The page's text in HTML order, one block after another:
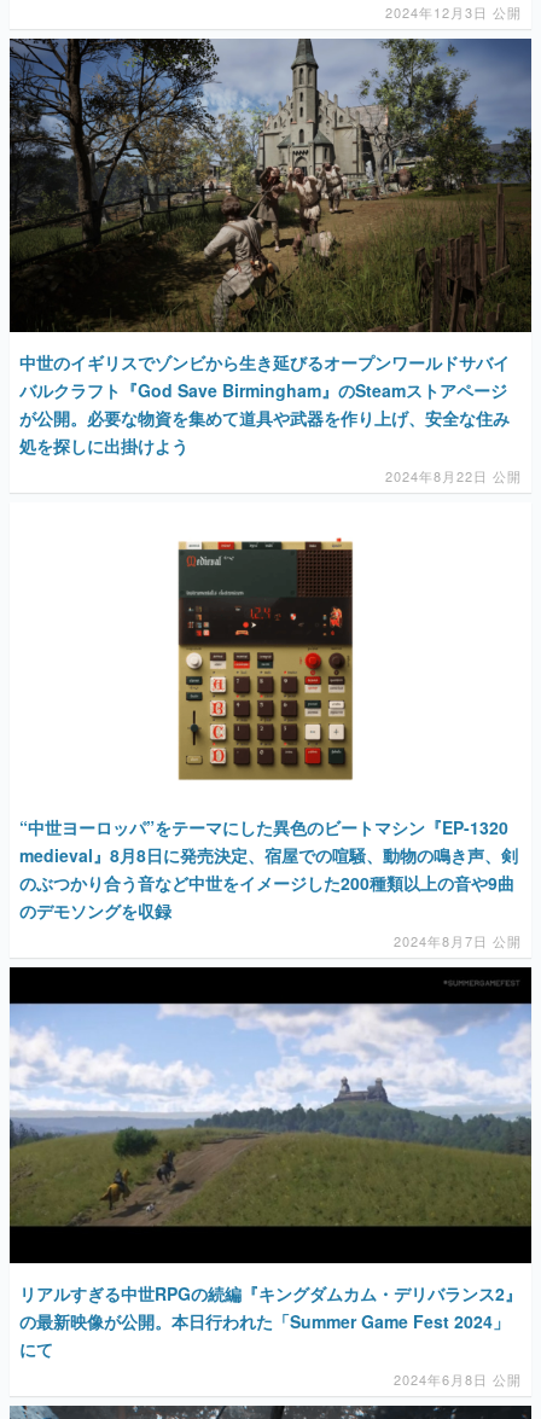
2024年12月3日 公開
中世のイギリスでゾンビから生き延びるオープンワールドサバイ
バルクラフト『God Save Birmingham』のSteamストアページ
が公開。必要な物資を集めて道具や武器を作り上げ、安全な住み
処を探しに出掛けよう
2024年8月22日 公開
“中世ヨーロッパ”をテーマにした異色のビートマシン『EP-1320
medieval』8月8日に発売決定、宿屋での喧騒、動物の鳴き声、剣
のぶつかり合う音など中世をイメージした200種類以上の音や9曲
のデモソングを収録
2024年8月7日 公開
リアルすぎる中世RPGの続編『キングダムカム・デリバランス2』
の最新映像が公開。本日行われた「Summer Game Fest 2024」
にて
2024年6月8日 公開